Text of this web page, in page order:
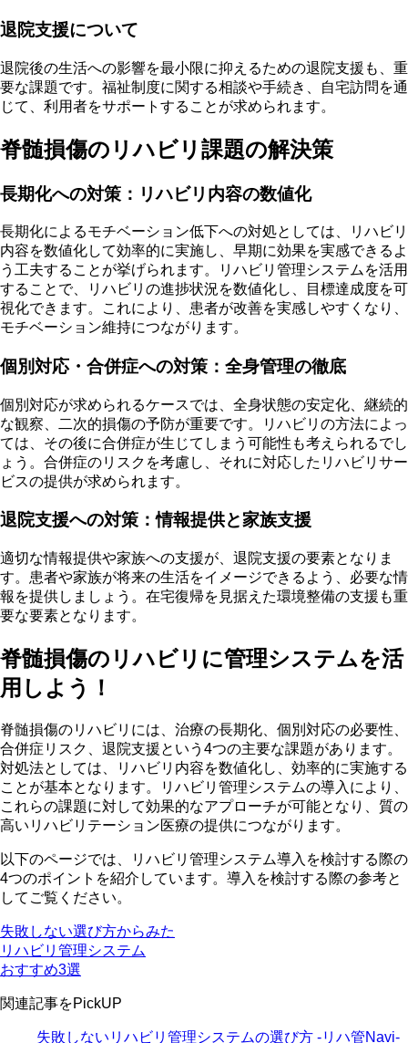
退院支援について
退院後の生活への影響を最小限に抑えるための退院支援も、重
要な課題です。福祉制度に関する相談や手続き、自宅訪問を通
じて、利用者をサポートすることが求められます。
脊髄損傷のリハビリ課題の解決策
長期化への対策：リハビリ内容の数値化
長期化によるモチベーション低下への対処としては、リハビリ
内容を数値化して効率的に実施し、早期に効果を実感できるよ
う工夫することが挙げられます。リハビリ管理システムを活用
することで、リハビリの進捗状況を数値化し、目標達成度を可
視化できます。これにより、患者が改善を実感しやすくなり、
モチベーション維持につながります。
個別対応・合併症への対策：全身管理の徹底
個別対応が求められるケースでは、全身状態の安定化、継続的
な観察、二次的損傷の予防が重要です。リハビリの方法によっ
ては、その後に合併症が生じてしまう可能性も考えられるでし
ょう。合併症のリスクを考慮し、それに対応したリハビリサー
ビスの提供が求められます。
退院支援への対策：情報提供と家族支援
適切な情報提供や家族への支援が、退院支援の要素となりま
す。患者や家族が将来の生活をイメージできるよう、必要な情
報を提供しましょう。在宅復帰を見据えた環境整備の支援も重
要な要素となります。
脊髄損傷のリハビリに管理システムを活
用しよう！
脊髄損傷のリハビリには、治療の長期化、個別対応の必要性、
合併症リスク、退院支援という4つの主要な課題があります。
対処法としては、リハビリ内容を数値化し、効率的に実施する
ことが基本となります。リハビリ管理システムの導入により、
これらの課題に対して効果的なアプローチが可能となり、質の
高いリハビリテーション医療の提供につながります。
以下のページでは、リハビリ管理システム導入を検討する際の
4つのポイントを紹介しています。導入を検討する際の参考と
してご覧ください。
失敗しない選び方からみた
リハビリ管理システム
おすすめ3選
関連記事をPickUP
失敗しないリハビリ管理システムの選び方 -リハ管Navi-